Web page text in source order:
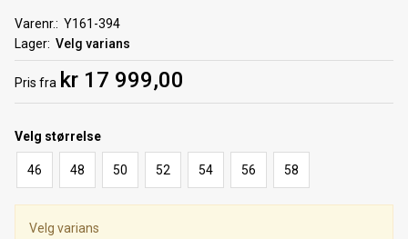
Varenr.
Y161-394
Lager Velg varians
Pris fra kr 17 999,00
Velg størrelse
46 48 50 52 54 56 58
Velg varians